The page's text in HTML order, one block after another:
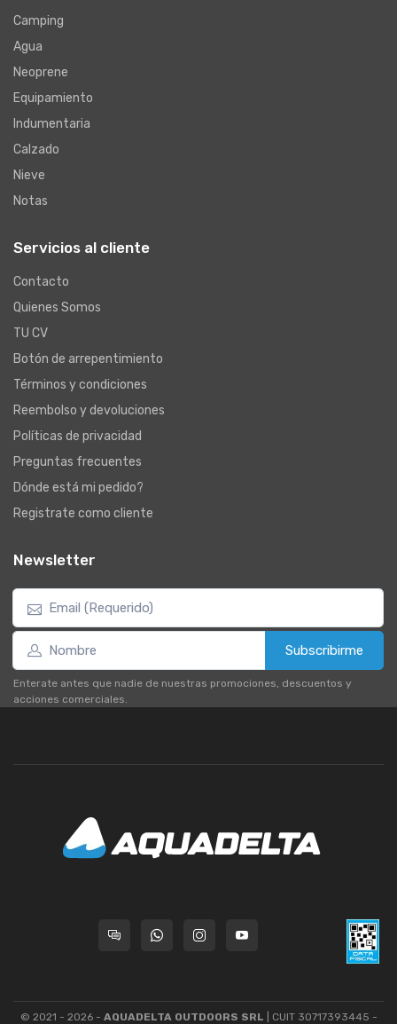
Camping
Agua
Neoprene
Equipamiento
Indumentaria
Calzado
Nieve
Notas
Servicios al cliente
Contacto
Quienes Somos
TU CV
Botón de arrepentimiento
Términos y condiciones
Reembolso y devoluciones
Políticas de privacidad
Preguntas frecuentes
Dónde está mi pedido?
Registrate como cliente
Newsletter
Subscribirme
Enterate antes que nadie de nuestras promociones, descuentos y
acciones comerciales.
© 2021 - 2026 - AQUADELTA OUTDOORS SRL | CUIT 30717393445 -